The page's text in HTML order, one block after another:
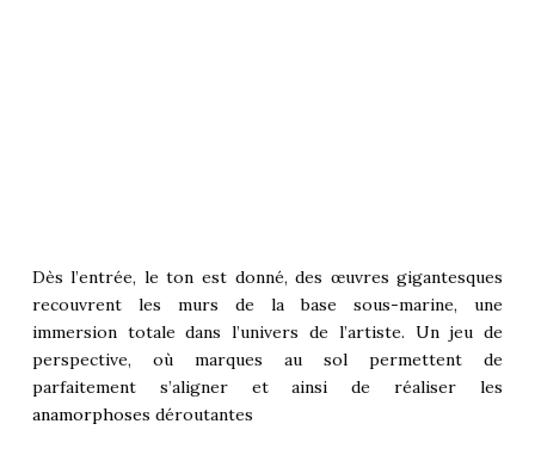
Dès l’entrée, le ton est donné, des œuvres gigantesques
recouvrent les murs de la base sous-marine, une
immersion totale dans l’univers de l’artiste. Un jeu de
perspective, où marques au sol permettent de
parfaitement s’aligner et ainsi de réaliser les
anamorphoses déroutantes